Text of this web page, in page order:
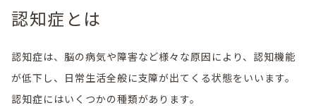
認知症とは
認知症は、脳の病気や障害など様々な原因により、認知機能
が低下し、日常生活全般に支障が出てくる状態をいいます。
認知症にはいくつかの種類があります。